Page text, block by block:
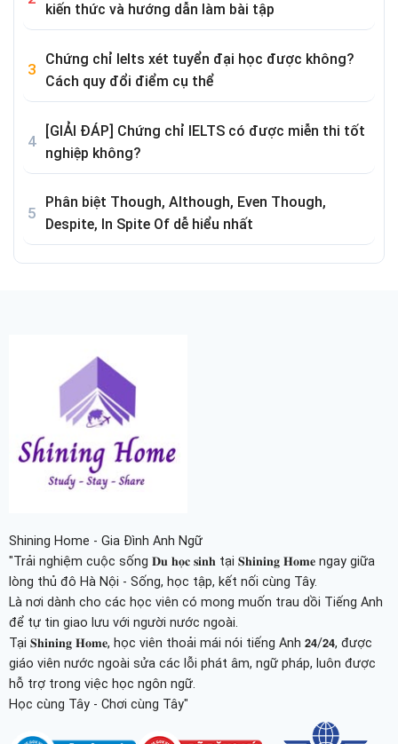
kiến thức và hướng dẫn làm bài tập
Chứng chỉ Ielts xét tuyển đại học được không?
Cách quy đổi điểm cụ thể
[GIẢI ĐÁP] Chứng chỉ IELTS có được miễn thi tốt
nghiệp không?
Phân biệt Though, Although, Even Though,
Despite, In Spite Of dễ hiểu nhất
Shining Home - Gia Đình Anh Ngữ
"Trải nghiệm cuộc sống 𝐃𝐮 𝐡𝐨̣𝐜 𝐬𝐢𝐧𝐡 tại 𝐒𝐡𝐢𝐧𝐢𝐧𝐠 𝐇𝐨𝐦𝐞 ngay giữa
lòng thủ đô Hà Nội - Sống, học tập, kết nối cùng Tây.
Là nơi dành cho các học viên có mong muốn trau dồi Tiếng Anh
để tự tin giao lưu với người nước ngoài.
Tại 𝐒𝐡𝐢𝐧𝐢𝐧𝐠 𝐇𝐨𝐦𝐞, học viên thoải mái nói tiếng Anh 𝟮𝟰/𝟮𝟰, được
giáo viên nước ngoài sửa các lỗi phát âm, ngữ pháp, luôn được
hỗ trợ trong việc học ngôn ngữ.
Học cùng Tây - Chơi cùng Tây"